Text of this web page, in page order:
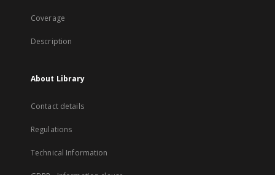
Coverage
Description
About Library
Contact details
Regulations
Technical Information